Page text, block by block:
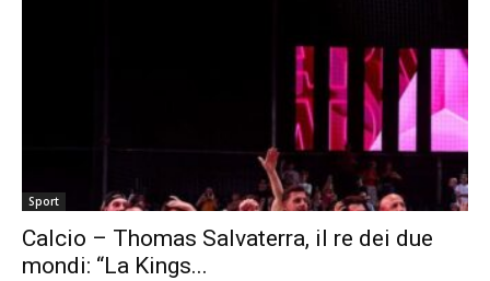
Sport
Calcio – Thomas Salvaterra, il re dei due
mondi: “La Kings...